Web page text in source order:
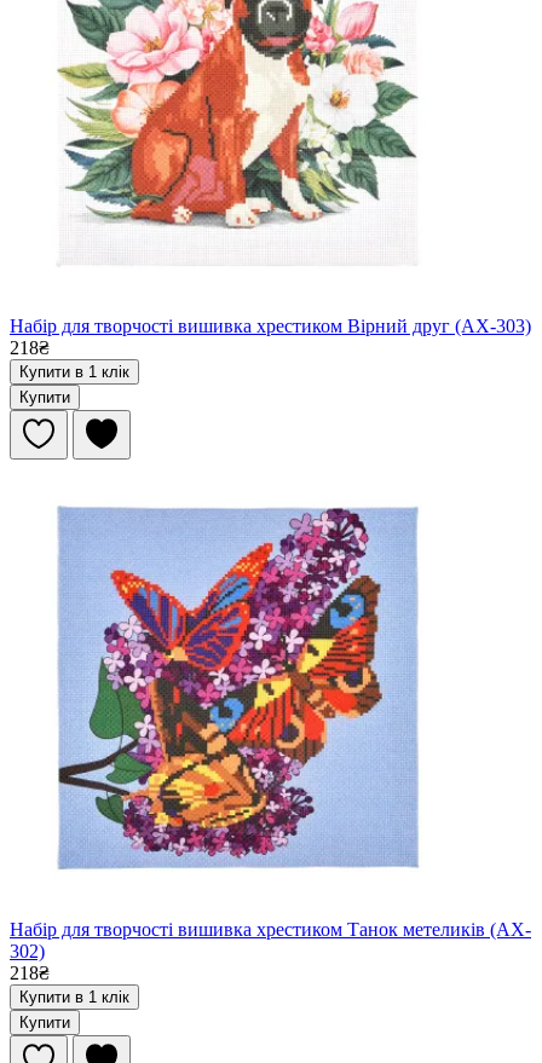
Набір для творчості вишивка хрестиком Вірний друг (AX-303)
218₴
Купити в 1 клік
Купити
Набір для творчості вишивка хрестиком Танок метеликів (AX-
302)
218₴
Купити в 1 клік
Купити